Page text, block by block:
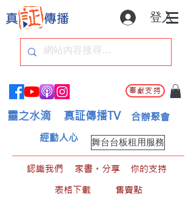
登入
奉獻支持
靈之水滴 真証傳播TV 合辦聚會
舞台台板租用服務
經動人心
認識我們 家書。分享
你的支持
表格下載
售賣點